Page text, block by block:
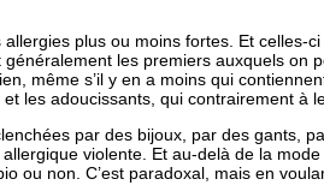
plus ou moins fortes. Et
les premiers auxquels on
même s’il y en a moins qui
les adoucissants, qui contrairement à
par des bijoux, par des gants,
violente. Et au-delà de la
ou non. C’est paradoxal, mais en